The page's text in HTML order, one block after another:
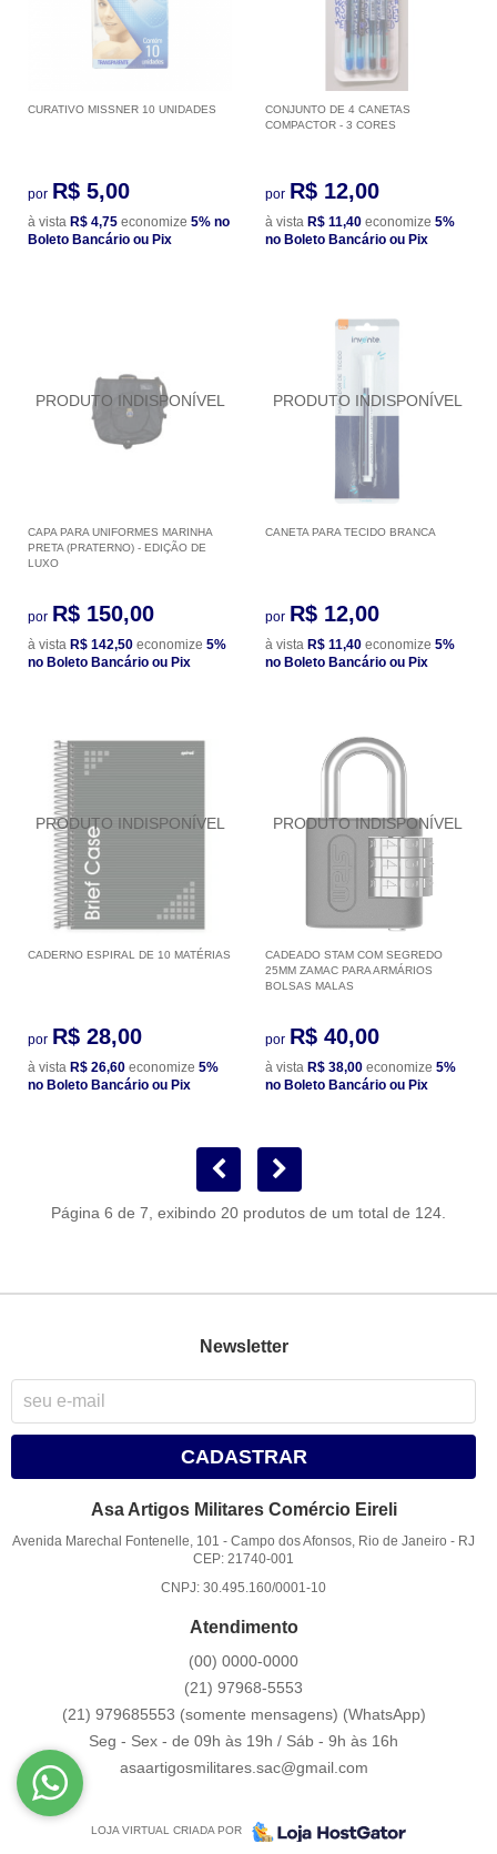
CURATIVO MISSNER 10 UNIDADES
por R$ 5,00
à vista R$ 4,75 economize 5% no
Boleto Bancário ou Pix
CONJUNTO DE 4 CANETAS
COMPACTOR - 3 CORES
por R$ 12,00
à vista R$ 11,40 economize 5%
no Boleto Bancário ou Pix
CAPA PARA UNIFORMES MARINHA
PRETA (PRATERNO) - EDIÇÃO DE
LUXO
por R$ 150,00
à vista R$ 142,50 economize 5%
no Boleto Bancário ou Pix
CANETA PARA TECIDO BRANCA
por R$ 12,00
à vista R$ 11,40 economize 5%
no Boleto Bancário ou Pix
CADERNO ESPIRAL DE 10 MATÉRIAS
por R$ 28,00
à vista R$ 26,60 economize 5%
no Boleto Bancário ou Pix
CADEADO STAM COM SEGREDO
25MM ZAMAC PARA ARMÁRIOS
BOLSAS MALAS
por R$ 40,00
à vista R$ 38,00 economize 5%
no Boleto Bancário ou Pix
Página 6 de 7, exibindo 20 produtos de um total de 124.
Newsletter
CADASTRAR
Asa Artigos Militares Comércio Eireli
Avenida Marechal Fontenelle, 101 -Campo dos Afonsos, Rio de Janeiro - RJ
CEP: 21740-001
CNPJ: 30.495.160/0001-10
Atendimento
(00) 0000-0000
(21) 97968-5553
(21) 979685553 (somente mensagens) (WhatsApp)
Seg - Sex - de 09h às 19h / Sáb - 9h às 16h
asaartigosmilitares.sac@gmail.com
LOJA VIRTUAL CRIADA POR